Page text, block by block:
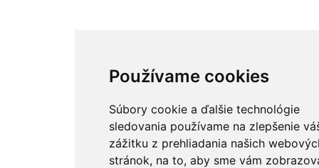
Používame cookies
Súbory cookie a ďalšie technológie
sledovania používame na zlepšenie
zážitku z prehliadania našich
stránok, na to, aby sme vám